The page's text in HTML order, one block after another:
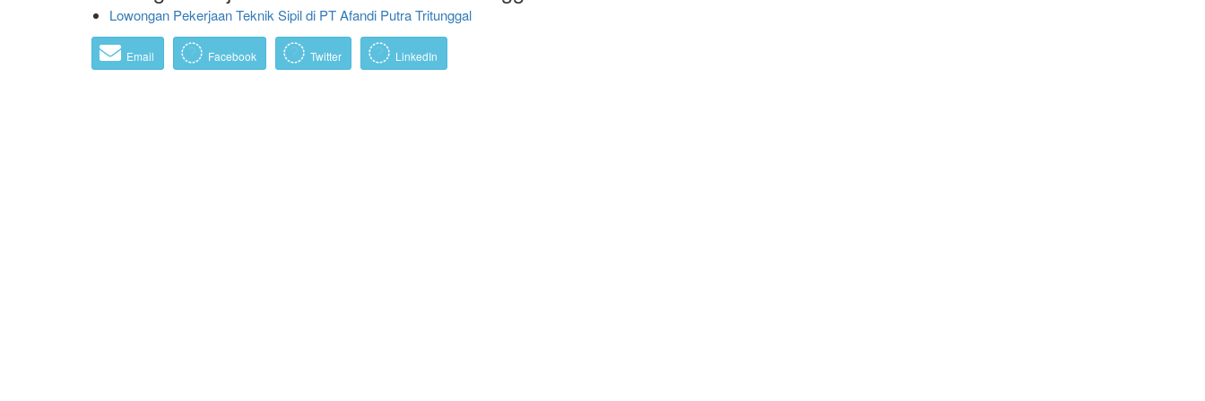
Lowongan Pekerjaan Teknik Sipil di PT Afandi Putra Tritunggal
Email Facebook Twitter LinkedIn